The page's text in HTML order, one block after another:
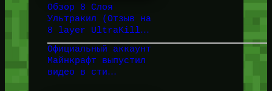
Обзор 8 Слоя
Ультракил (Отзыв на
8 layer UltraKill…
Официальный аккаунт
Майнкрафт выпустил
видео в сти…